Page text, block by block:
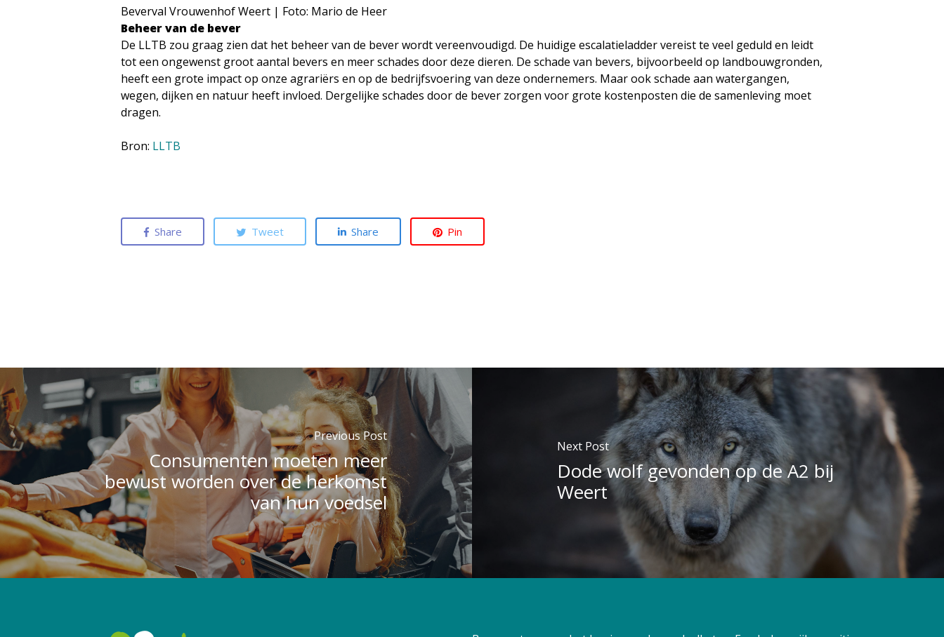
Beverval Vrouwenhof Weert | Foto: Mario de Heer
Beheer van de bever
De LLTB zou graag zien dat het beheer van de bever wordt vereenvoudigd. De huidige escalatieladder vereist te veel geduld en leidt
tot een ongewenst groot aantal bevers en meer schades door deze dieren. De schade van bevers, bijvoorbeeld op landbouwgronden,
heeft een grote impact op onze agrariërs en op de bedrijfsvoering van deze ondernemers. Maar ook schade aan watergangen,
wegen, dijken en natuur heeft invloed. Dergelijke schades door de bever zorgen voor grote kostenposten die de samenleving moet
dragen.
Bron: LLTB
Share Tweet Share Pin
Previous Post
Consumenten moeten meer
bewust worden over de herkomst
van hun voedsel
Next Post
Dode wolf gevonden op de A2 bij
Weert